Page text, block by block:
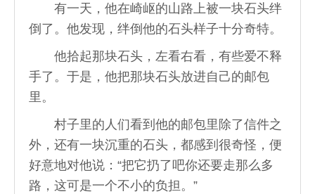
有一天，他在崎岖的山路上被一块石头绊
倒了。他发现，绊倒他的石头样子十分奇特。
他拾起那块石头，左看右看，有些爱不释
手了。于是，他把那块石头放进自己的邮包
里。
村子里的人们看到他的邮包里除了信件之
外，还有一块沉重的石头，都感到很奇怪，便
好意地对他说：“把它扔了吧你还要走那么多
路，这可是一个不小的负担。”